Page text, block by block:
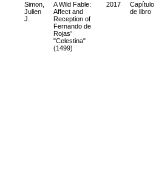
Simon,
Julien
J.
A Wild Fable:
Affect and
Reception of
Fernando de
Rojas'
"Celestina"
(1499)
2017
Capítulo
de libro